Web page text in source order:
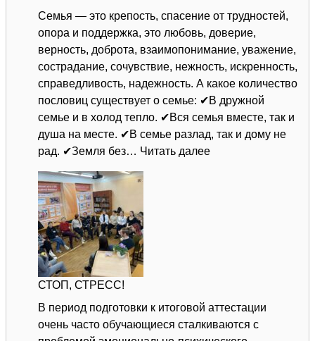
Семья — это крепость, спасение от трудностей,
опора и поддержка, это любовь, доверие,
верность, доброта, взаимопонимание, уважение,
сострадание, сочувствие, нежность, искренность,
справедливость, надежность. А какое количество
пословиц существует о семье: ✔В дружной
семье и в холод тепло. ✔Вся семья вместе, так и
душа на месте. ✔В семье разлад, так и дому не
рад. ✔Земля без… Читать далее:
СТОП, СТРЕСС!
В период подготовки к итоговой аттестации
очень часто обучающиеся сталкиваются с